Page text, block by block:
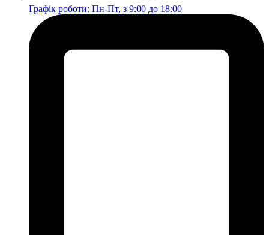
Графік роботи: Пн-Пт, з 9:00 до 18:00